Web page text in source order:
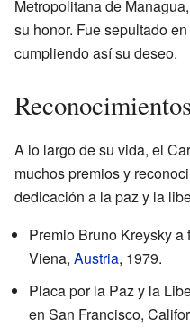
Metropolitana de
su honor. Fue sepultado
cumpliendo así su deseo.
A lo largo de su vida, el
muchos premios y
dedicación a la paz y la
Premio Bruno Kreysky
Viena, Austria, 1979.
Placa por la Paz y la
en San Francisco,